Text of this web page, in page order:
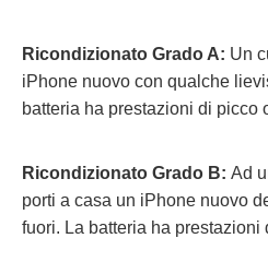
Ricondizionato Grado A: Un
iPhone nuovo con qualche
batteria ha prestazioni di picco
Ricondizionato Grado B: Ad
porti a casa un iPhone nuovo
fuori. La batteria ha prestazioni